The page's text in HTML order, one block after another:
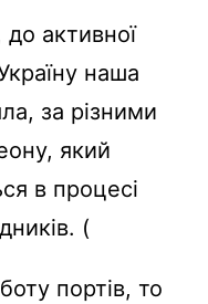
активної
наша
за різними
який
в процесі
(
портів, то